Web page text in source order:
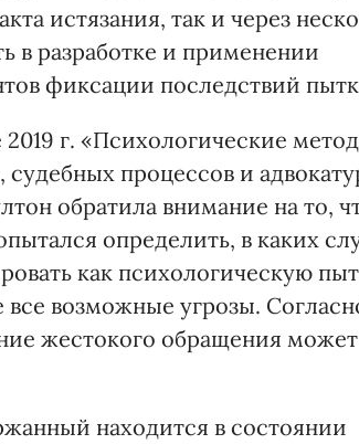
истязания, так и через
в разработке и применении
фиксации последствий
г. «Психологические
процессов и
обратила внимание на то,
определить, в каких
как психологическую
возможные угрозы.
жестокого обращения
находится в состоянии